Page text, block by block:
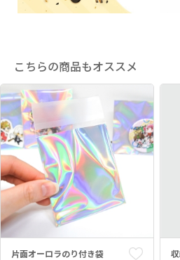
こちらの商品もオススメ
片面オーロラのり付き袋